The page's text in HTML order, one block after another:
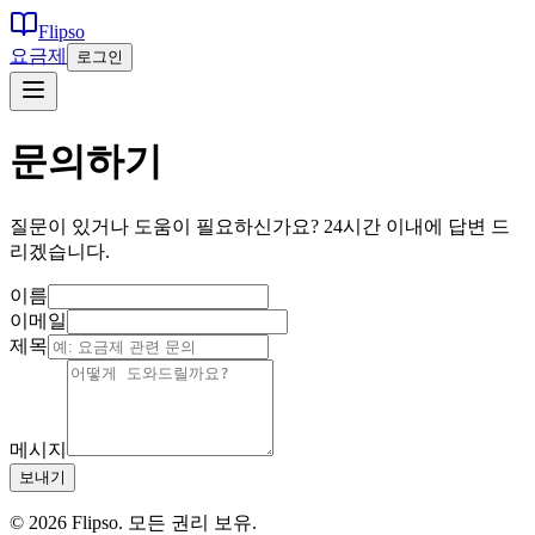
Flipso
요금제
로그인
문의하기
질문이 있거나 도움이 필요하신가요? 24시간 이내에 답변 드
리겠습니다.
이름
이메일
제목
메시지
보내기
© 2026 Flipso. 모든 권리 보유.